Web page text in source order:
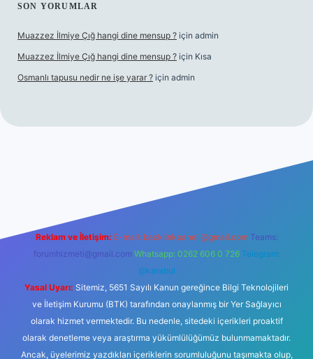
SON YORUMLAR
Muazzez İlmiye Çığ hangi dine mensup ? için admin
Muazzez İlmiye Çığ hangi dine mensup ? için Kısa
Osmanlı tapusu nedir ne işe yarar ? için admin
m elexbet
Reklam ve İletişim: E-mail: backlinkpaneli@gmail.com Teams:
forumhizmeti@gmail.com Whatsapp: 0262 606 0 726 Telegram:
@karabul
Yasal Uyarı: Sitemiz, 5651 Sayılı Kanun gereğince Bilgi Teknolojileri
ve İletişim Kurumu (BTK) tarafından onaylanmış bir Yer Sağlayıcı
olarak hizmet vermektedir. Bu nedenle, sitedeki içerikleri proaktif
olarak denetleme veya araştırma yükümlülüğümüz bulunmamaktadır.
Ancak, üyelerimiz yazdıkları içeriklerin sorumluluğunu taşımakta olup,